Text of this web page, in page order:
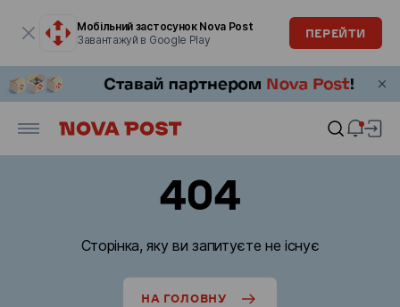
Мобільний застосунок Nova Post
Завантажуй в Google Play
ПЕРЕЙТИ
404
Сторінка, яку ви запитуєте не існує
НА ГОЛОВНУ